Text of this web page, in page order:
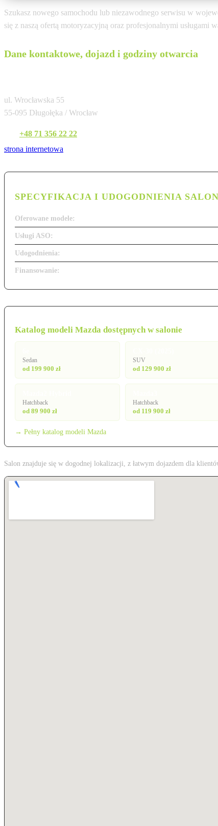
Szukasz nowego samochodu lub niezawodnego serwisu w
się z naszą ofertą motoryzacyjną oraz profesjonalnymi usługami
Dane kontaktowe, dojazd i godziny otwarcia
ul. Wrocławska 55
55-095 Długołęka / Wrocław
+48 71 356 22 22
strona internetowa
SPECYFIKACJA I UDOGODNIENIA
Oferowane modele:
Usługi ASO:
Udogodnienia:
Finansowanie:
Katalog modeli Mazda dostępnych w salonie
Sedan
od 199 900 zł
SUV
od 129 900 zł
Hatchback
od 89 900 zł
Hatchback
od 119 900 zł
→ Pełny katalog modeli Mazda
Salon znajduje się w dogodnej lokalizacji, z łatwym dojazdem dla